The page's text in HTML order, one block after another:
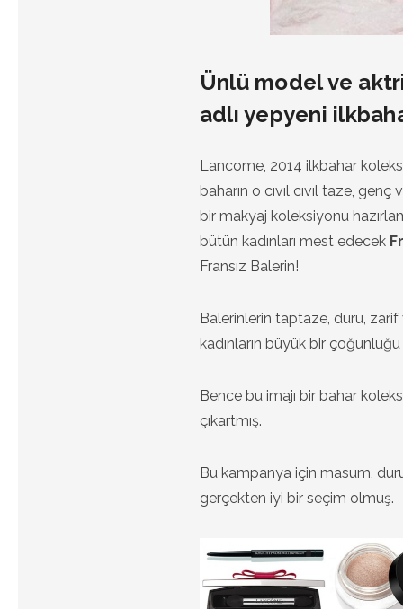
Ünlü model ve
adlı yepyeni
Lancome, 2014 ilkbahar
baharın o cıvıl cıvıl taze,
bir makyaj koleksiyonu
bütün kadınları mest edecek
Fransız Balerin!
Balerinlerin taptaze, duru, zarif
kadınların büyük bir çoğunluğu
Bence bu imajı bir bahar
çıkartmış.
Bu kampanya için masum,
gerçekten iyi bir seçim olmuş.